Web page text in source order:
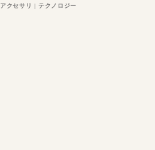
対策
アクセサリ テクノロジー